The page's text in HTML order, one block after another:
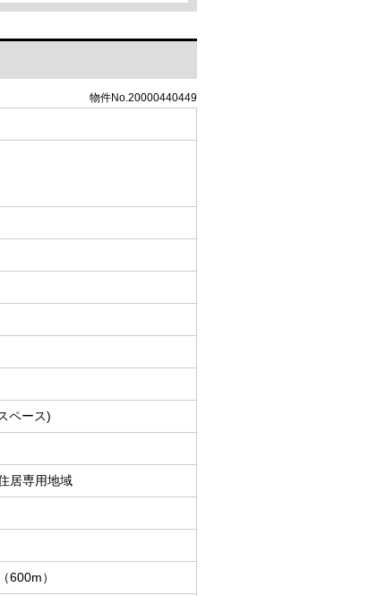
物件No.20000440449
ペース)
居専用地域
600m）